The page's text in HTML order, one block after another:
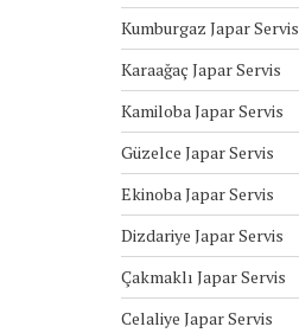
Kumburgaz Japar Servis
Karaağaç Japar Servis
Kamiloba Japar Servis
Güzelce Japar Servis
Ekinoba Japar Servis
Dizdariye Japar Servis
Çakmaklı Japar Servis
Celaliye Japar Servis